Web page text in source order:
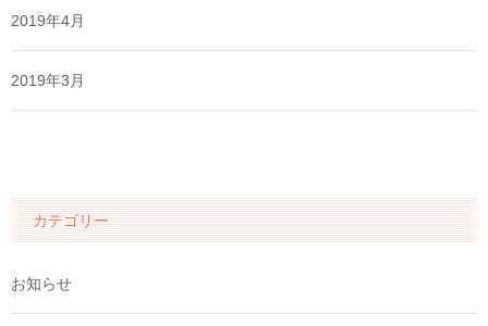
2019年4月
2019年3月
カテゴリー
お知らせ